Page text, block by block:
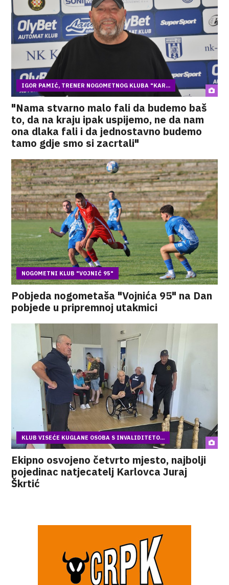
IGOR PAMIĆ, TRENER NOGOMETNOG KLUBA "KAR...
"Nama stvarno malo fali da budemo baš
to, da na kraju ipak uspijemo, ne da nam
ona dlaka fali i da jednostavno budemo
tamo gdje smo si zacrtali"
NOGOMETNI KLUB "VOJNIĆ 95"
Pobjeda nogometaša "Vojnića 95" na Dan
pobjede u pripremnoj utakmici
KLUB VISEĆE KUGLANE OSOBA S INVALIDITETO...
Ekipno osvojeno četvrto mjesto, najbolji
pojedinac natjecatelj Karlovca Juraj
Škrtić